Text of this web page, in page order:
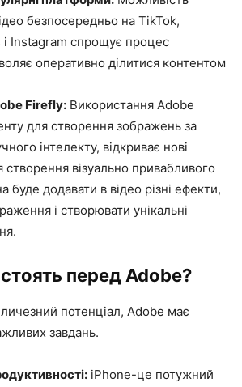
безпосередньо на TikTok,
Instagram спрощує процес
оперативно ділитися контентом
Firefly: Використання Adobe
для створення зображень за
інтелекту, відкриває нові
візуально привабливого
буде додавати в відео різні ефекти,
і створювати унікальні
перед Adobe?
потенціал, Adobe має
завдань.
iPhone-це потужний